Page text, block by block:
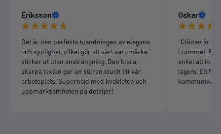
Eriksson
Det är den perfekta blandningen av elegans
och synlighet, vilket gör att vårt varumärke
sticker ut utan ansträngning. Den klara,
skarpa texten ger en stilren touch till vår
arbetsplats. Supernöjd med kvaliteten och
uppmärksamheten på detaljer!
Oskar
"Glöden är
i rummet. Bra
enkel att
lagom. Ett